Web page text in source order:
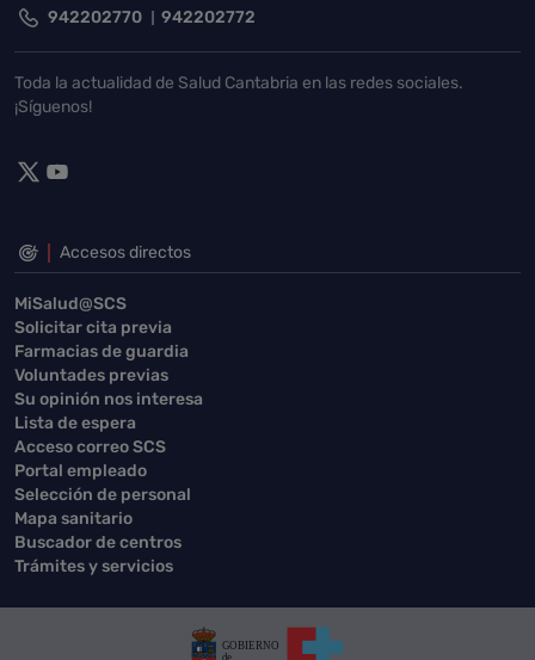
942202770 942202772
Toda la actualidad de Salud Cantabria en las redes sociales.
¡Síguenos!
Accesos directos
MiSalud@SCS
Solicitar cita previa
Farmacias de guardia
Voluntades previas
Su opinión nos interesa
Lista de espera
Acceso correo SCS
Portal empleado
Selección de personal
Mapa sanitario
Buscador de centros
Trámites y servicios